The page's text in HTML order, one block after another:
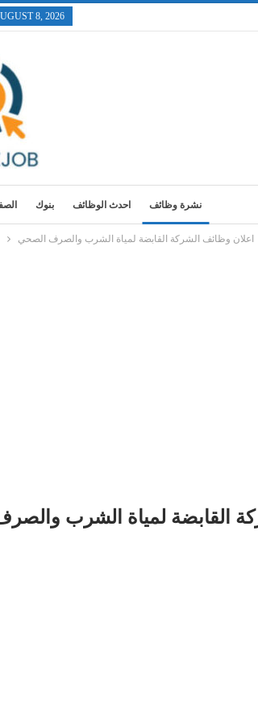
8, 2026
بنوك احدث الوظائف نشرة وظائف
اعلان وظائف الشركة القابضة لمياة الشرب والصرف الصحي
القابضة لمياة الشرب